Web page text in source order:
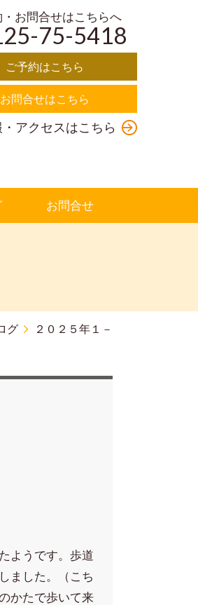
・お問合せはこちらへ
75-5418
ご予約はこちら
お問合せはこちら
アクセスはこちら
お問合せ
グ ２０２５年１－
ようです。歩道
ました。（こち
かたで歩いて来